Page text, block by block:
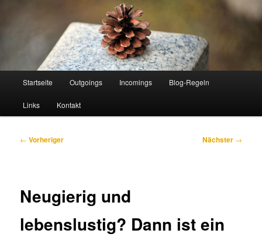
Startseite Outgoings Incomings Blog-Regeln
Links Kontakt
Beitragsnavigation
← Vorheriger Nächster →
Neugierig und
lebenslustig? Dann ist ein